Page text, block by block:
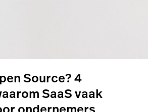
Source? 4
SaaS vaak